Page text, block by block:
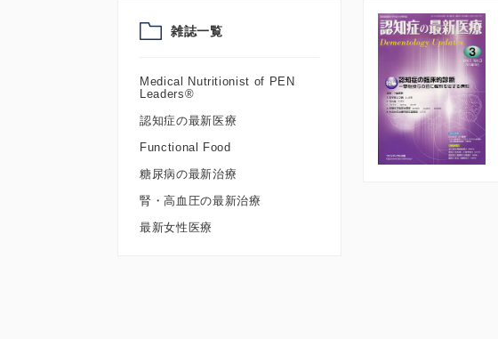
雑誌一覧
Medical Nutritionist of PEN
Leaders®
認知症の最新医療
Functional Food
糖尿病の最新治療
腎・高血圧の最新治療
最新女性医療